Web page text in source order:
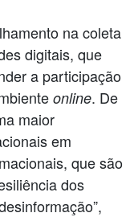
na coleta
digitais, que
a participação
online. De
maior
em
que são
dos